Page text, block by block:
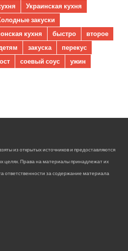
Украинская кухня
закуски
кухня быстро
второе
закуска
перекус
соевый соус ужин
из открытых источников и предоставляются
целях. Права на материалы принадлежат их
ответственности за содержание материала